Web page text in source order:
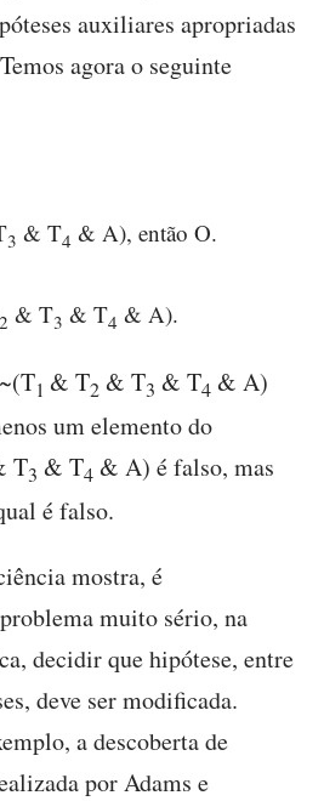
auxiliares apropriadas
agora o seguinte
3 & T4 & A), então O.
2 & T3 & T4 & A).
1 & T2 & T3 & T4 & A)
um elemento do
T3 & T4 & A) é falso, mas
é falso.
mostra, é
muito sério, na
decidir que hipótese, entre
deve ser modificada.
a descoberta de
por Adams e